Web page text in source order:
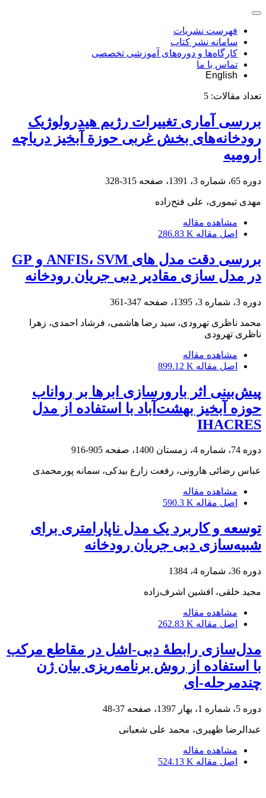
فهرست نشریات
سامانه نشر کتاب
کارگاه‌ها و دوره‌های آموزشی تخصصی
تماس با ما
English
تعداد مقالات: 5
بررسی آماری تغییرات رژیم هیدرولوژیک
رودخانه‌ها‌ی بخش غربی حوزة آبخیز دریاچه
ارومیه
دوره 65، شماره 3، 1391، صفحه 315-328
مهدی تیموری، علی فتح‌زاده
مشاهده مقاله
اصل مقاله 286.83 K
بررسی دقت مدل‏ های ANFIS، SVM و GP
در مدل‏ سازی مقادیر دبی جریان رودخانه
دوره 3، شماره 3، 1395، صفحه 347-361
محمد ناظری تهرودی، سید رضا هاشمی، فرشاد احمدی، زهرا
ناظری تهرودی
مشاهده مقاله
اصل مقاله 899.12 K
پیش‌بینی اثر بارورسازی ابرها بر رواناب
حوزه آبخیز بهشت‌آباد با استفاده از مدل
IHACRES
دوره 74، شماره 4، زمستان 1400، صفحه 905-916
عباس رضائی هارونی، رفعت زارع بیدکی، سمانه پورمحمدی
مشاهده مقاله
اصل مقاله 590.3 K
توسعه و کاربرد یک مدل ناپارامتری برای
شبیه‌سازی دبی جریان رودخانه
دوره 36، شماره 4، 1384
مجید خلقی، افشین اشرف‌زاده
مشاهده مقاله
اصل مقاله 262.83 K
مدل‌سازی رابطۀ دبی-اشل در مقاطع مرکب
با استفاده از روش برنامه‌ریزی بیان ژن
چندمرحله-ای
دوره 5، شماره 1، بهار 1397، صفحه 37-48
عبدالرضا ظهیری، محمد علی شعبانی
مشاهده مقاله
اصل مقاله 524.13 K